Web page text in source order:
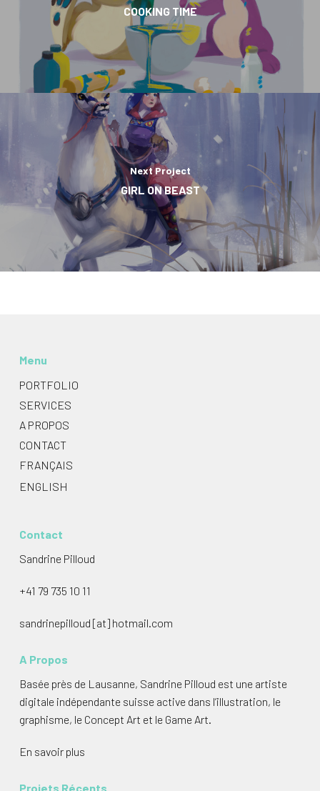
COOKING TIME
Next Project
GIRL ON BEAST
Menu
PORTFOLIO
SERVICES
A PROPOS
CONTACT
FRANÇAIS
ENGLISH
Contact
Sandrine Pilloud
+41 79 735 10 11
sandrinepilloud [at] hotmail.com
A Propos
Basée près de Lausanne, Sandrine Pilloud est une artiste
digitale indépendante suisse active dans l’illustration, le
graphisme, le Concept Art et le Game Art.
En savoir plus
Projets Récents